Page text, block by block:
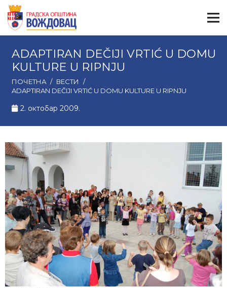
ADAPTIRAN DEČIJI VRTIĆ U DOMU
KULTURE U RIPNJU
ПОЧЕТНА / ВЕСТИ
/
ADAPTIRAN DEČIJI VRTIĆ U DOMU KULTURE U RIPNJU
2. октобар 2009.